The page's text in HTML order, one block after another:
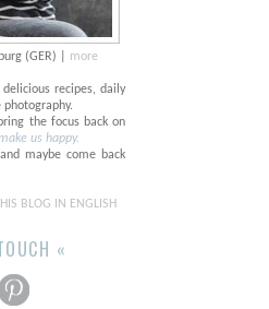
(GER) | more
recipes, daily
photography.
the focus back on
us happy.
maybe come back
BLOG IN ENGLISH
«